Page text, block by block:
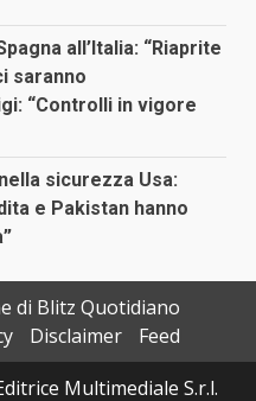
all’Italia: “Riaprite
saranno
“Controlli in vigore
sicurezza Usa:
e Pakistan hanno
di Blitz Quotidiano
Disclaimer
Feed
Multimediale S.r.l.